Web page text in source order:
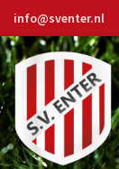
info@sventer.nl